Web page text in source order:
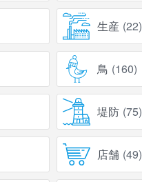
生産 (22)
鳥 (160)
堤防 (75)
店舗 (49)